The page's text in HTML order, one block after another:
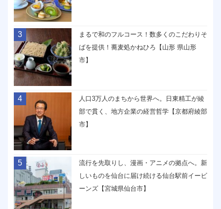
3
まるで和のフルコース！数多くのこだわりそ
ばを提供！蕎麦処かねひろ【山形 県山形
市】
4
人口3万人のまちから世界へ。日東精工が綾
部で貫く、地方企業の経営哲学【京都府綾部
市】
5
流行を先取りし、漫画・アニメの拠点へ。新
しいものを仙台に届け続ける仙台駅前イービ
ーンズ【宮城県仙台市】